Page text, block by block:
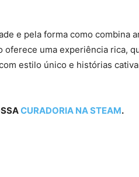
e pela forma como combina
oferece uma experiência rica,
estilo único e histórias
CURADORIA NA STEAM.